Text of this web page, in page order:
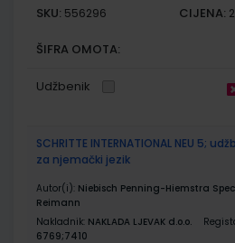
SKU: 556296 CIJENA:
ŠIFRA OMOTA:
Udžbenik
SCHRITTE INTERNATIONAL NEU 5;
za njemački jezik
Autor(i): Niebisch Penning-Hiemstra
Reimann
Nakladnik: NAKLADA LJEVAK d.o.o.
6769;7410